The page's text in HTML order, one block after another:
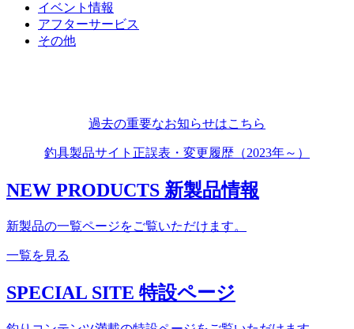
イベント情報
アフターサービス
その他
過去の重要なお知らせはこちら
釣具製品サイト正誤表・変更履歴（2023年～）
NEW PRODUCTS 新製品情報
新製品の一覧ページをご覧いただけます。
一覧を見る
SPECIAL SITE 特設ページ